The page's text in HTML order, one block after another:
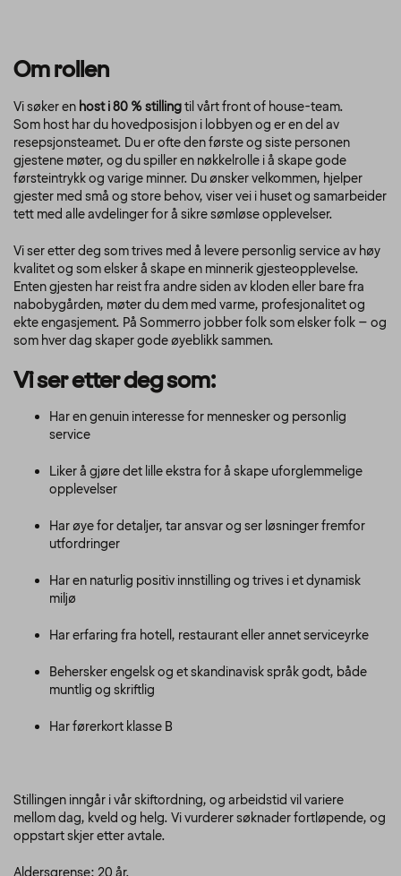
Om rollen
Vi søker en host i 80 % stillingtil vårt front of house-team.
Som host har du hovedposisjon i lobbyen og er en del av
resepsjonsteamet. Du er ofte den første og siste personen
gjestene møter, og du spiller en nøkkelrolle i å skape gode
førsteintrykk og varige minner. Du ønsker velkommen, hjelper
gjester med små og store behov, viser vei i huset og samarbeider
tett med alle avdelinger for å sikre sømløse opplevelser.
Vi ser etter deg som trives med å levere personlig service av høy
kvalitet og som elsker å skape en minnerik gjesteopplevelse.
Enten gjesten har reist fra andre siden av kloden eller bare fra
nabobygården, møter du dem med varme, profesjonalitet og
ekte engasjement. På Sommerro jobber folk som elsker folk – og
som hver dag skaper gode øyeblikk sammen.
Vi ser etter deg som:
Har en genuin interesse for mennesker og personlig
service
Liker å gjøre det lille ekstra for å skape uforglemmelige
opplevelser
Har øye for detaljer, tar ansvar og ser løsninger fremfor
utfordringer
Har en naturlig positiv innstilling og trives i et dynamisk
miljø
Har erfaring fra hotell, restaurant eller annet serviceyrke
Behersker engelsk og et skandinavisk språk godt, både
muntlig og skriftlig
Har førerkort klasse B
Stillingen inngår i vår skiftordning, og arbeidstid vil variere
mellom dag, kveld og helg. Vi vurderer søknader fortløpende, og
oppstart skjer etter avtale.